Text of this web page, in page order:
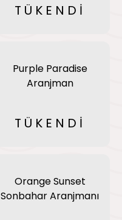
TÜKENDİ
Purple Paradise
Aranjman
TÜKENDİ
Orange Sunset
Sonbahar Aranjmanı